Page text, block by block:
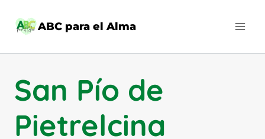
ABC para el Alma
San Pío de
Pietrelcina